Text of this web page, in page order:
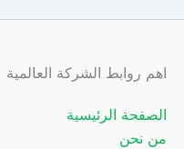
اهم روابط الشركة العالمية
الصفحة الرئيسية
من نحن